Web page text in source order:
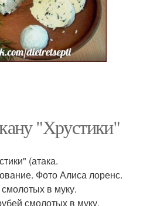
"Хрустики"
(атака.
Фото Алиса лоренс.
в муку.
смолотых в муку.